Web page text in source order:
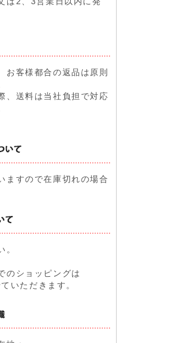
お客様都合の返品は原則
、送料は当社負担で対応
ますので在庫切れの場合
。
のショッピングは
いただきます。